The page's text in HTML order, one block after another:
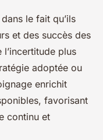
le fait qu’ils
et des succès des
plus
adoptée ou
enrichit
favorisant
continu et